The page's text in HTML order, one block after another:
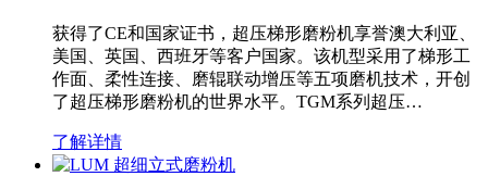
获得了CE和国家证书，超压梯形磨粉机享誉澳大利亚、
美国、英国、西班牙等客户国家。该机型采用了梯形工
作面、柔性连接、磨辊联动增压等五项磨机技术，开创
了超压梯形磨粉机的世界水平。TGM系列超压…
了解详情